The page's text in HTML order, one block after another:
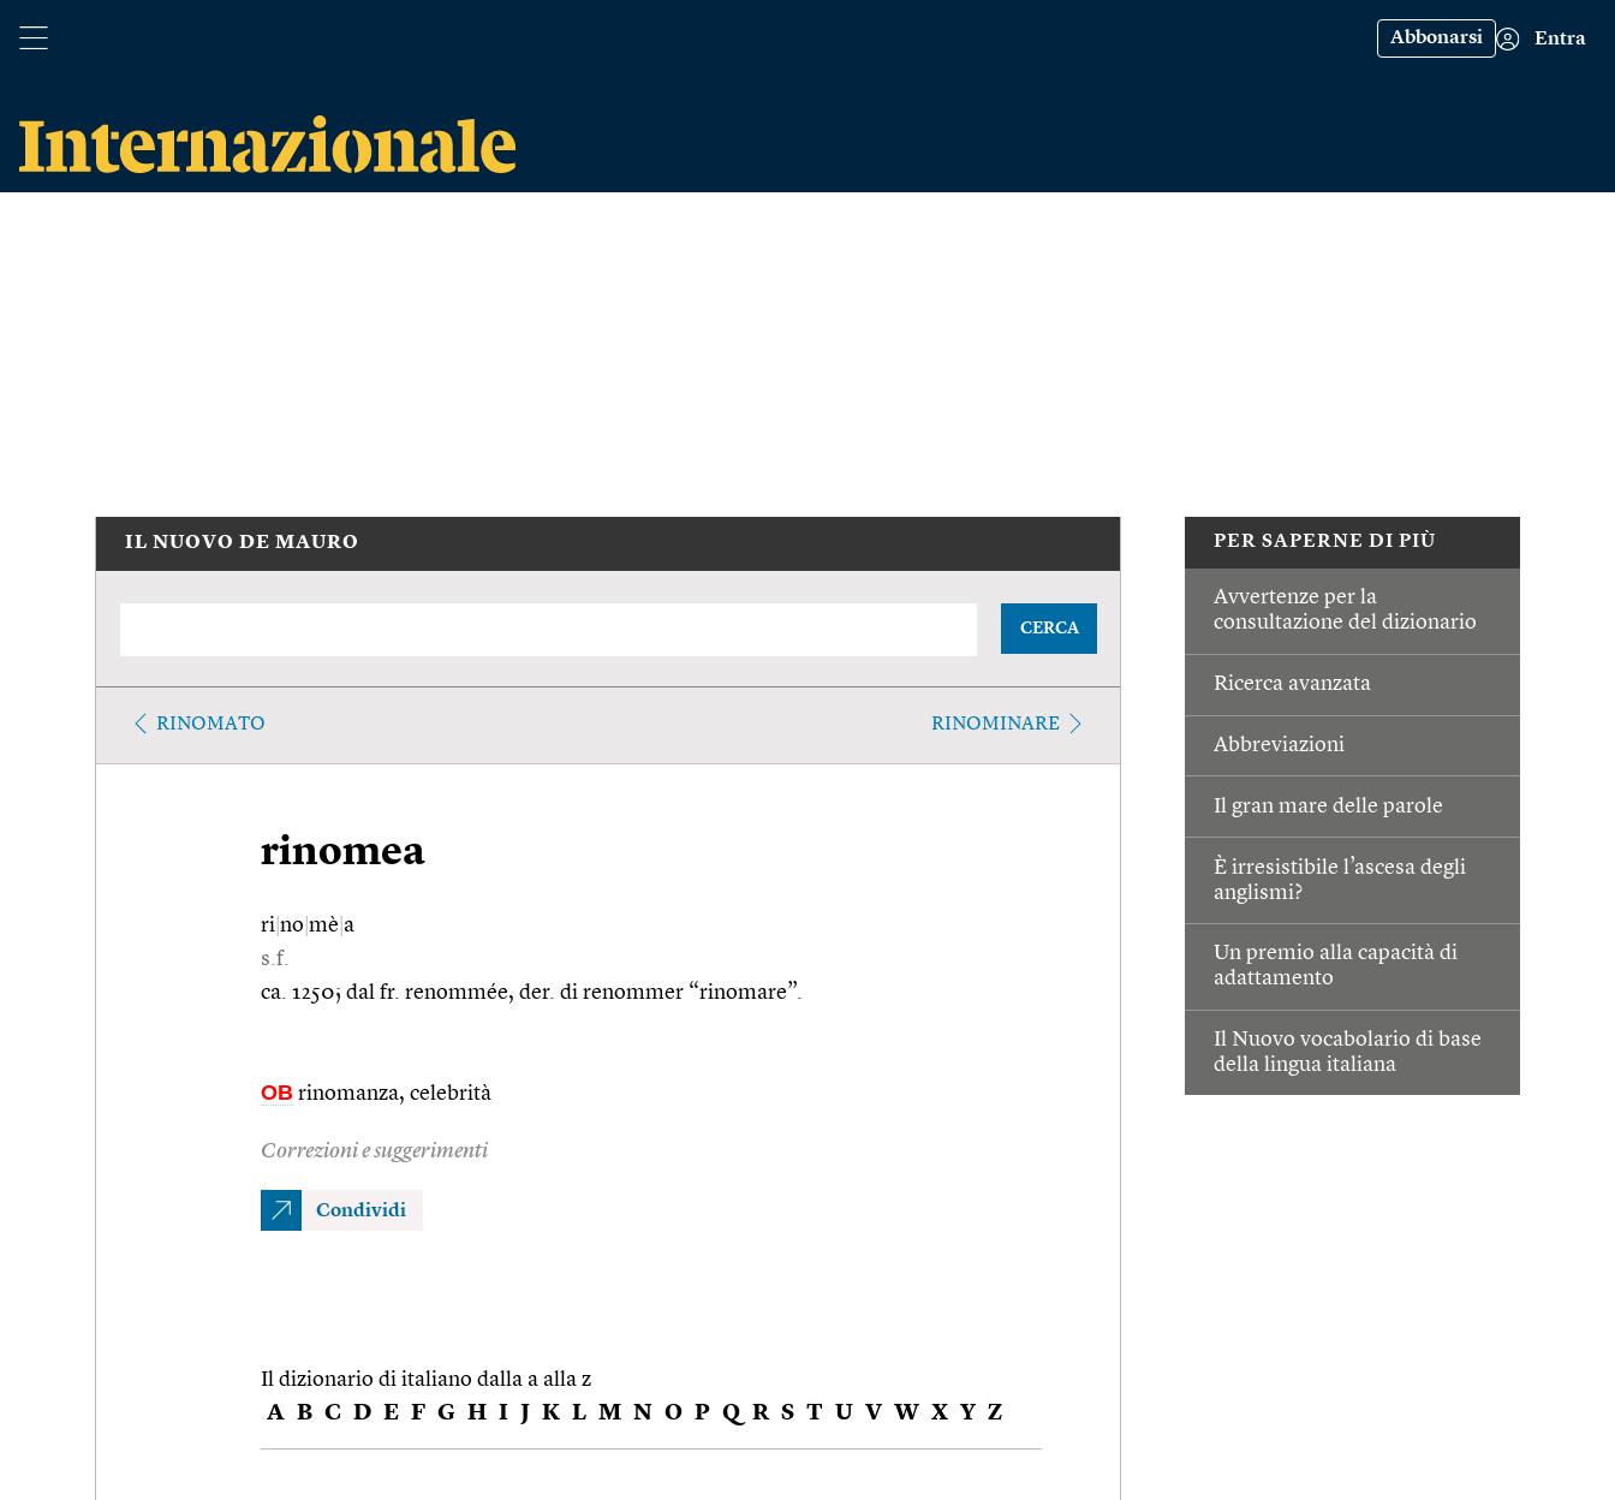
Abbonarsi Entra
PER SAPERNE DI PIÙ
Avvertenze per la
consultazione del dizionario
Ricerca avanzata
Abbreviazioni
Il gran mare delle parole
È irresistibile l’ascesa degli
anglismi?
Un premio alla capacità di
adattamento
Il Nuovo vocabolario di base
della lingua italiana
IL NUOVO DE MAURO
CERCA
RINOMATO RINOMINARE
rinomea
ri no mè a
s.f.
ca. 1250; dal fr. renommée, der. di renommer “rinomare”.
OB rinomanza, celebrità
Correzioni e suggerimenti
Condividi
Il dizionario di italiano dalla a alla z
A B C D E F G H I J K L M N O P Q R S T U V W X Y Z